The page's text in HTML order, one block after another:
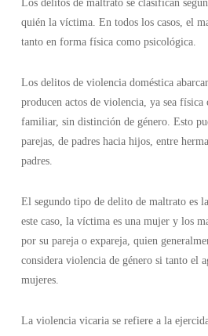
Los delitos de maltrato se clasifican
quién la víctima. En todos los casos, el
tanto en forma física como psicológica.
Los delitos de violencia doméstica
producen actos de violencia, ya sea
familiar, sin distinción de género. Esto
parejas, de padres hacia hijos, entre
padres.
El segundo tipo de delito de maltrato es
este caso, la víctima es una mujer y los
por su pareja o expareja, quien
considera violencia de género si tanto el
mujeres.
La violencia vicaria se refiere a la